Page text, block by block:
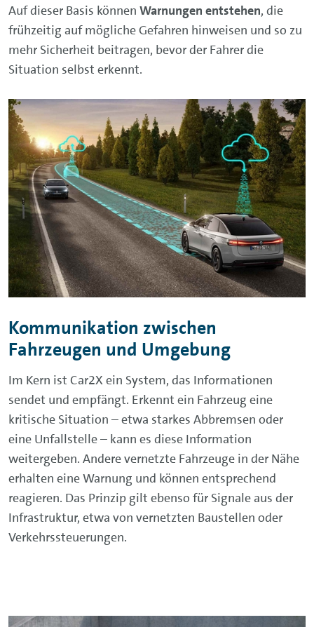
Auf dieser Basis können Warnungen entstehen, die
frühzeitig auf mögliche Gefahren hinweisen und so zu
mehr Sicherheit beitragen, bevor der Fahrer die
Situation selbst erkennt.
Kommunikation zwischen
Fahrzeugen und Umgebung
Im Kern ist Car2X ein System, das Informationen
sendet und empfängt. Erkennt ein Fahrzeug eine
kritische Situation – etwa starkes Abbremsen oder
eine Unfallstelle – kann es diese Information
weitergeben. Andere vernetzte Fahrzeuge in der Nähe
erhalten eine Warnung und können entsprechend
reagieren. Das Prinzip gilt ebenso für Signale aus der
Infrastruktur, etwa von vernetzten Baustellen oder
Verkehrssteuerungen.